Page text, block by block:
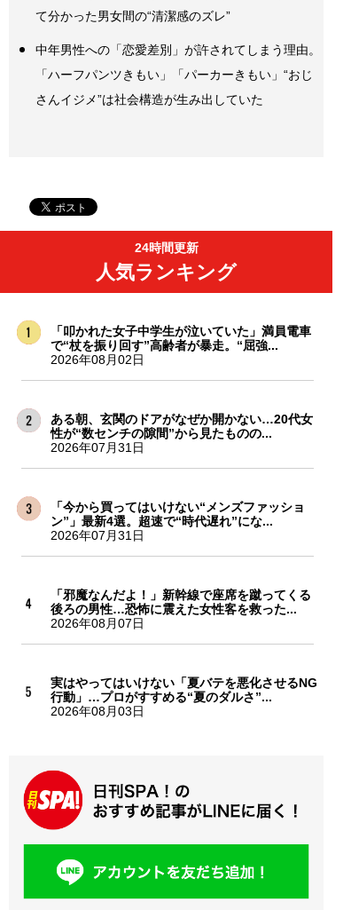
て分かった男女間の“清潔感のズレ”
中年男性への「恋愛差別」が許されてしまう理由。
「ハーフパンツきもい」「パーカーきもい」“おじ
さんイジメ”は社会構造が生み出していた
24時間更新
人気ランキング
「叩かれた女子中学生が泣いていた」満員電車
で“杖を振り回す”高齢者が暴走。“屈強...
2026年08月02日
ある朝、玄関のドアがなぜか開かない…20代女
性が“数センチの隙間”から見たものの...
2026年07月31日
「今から買ってはいけない“メンズファッショ
ン”」最新4選。超速で“時代遅れ”にな...
2026年07月31日
「邪魔なんだよ！」新幹線で座席を蹴ってくる
後ろの男性…恐怖に震えた女性客を救った...
2026年08月07日
実はやってはいけない「夏バテを悪化させるNG
行動」…プロがすすめる“夏のダルさ”...
2026年08月03日